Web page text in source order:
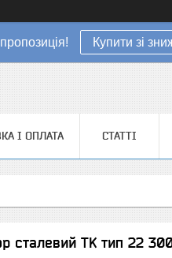
Купити зі
І ОПЛАТА СТАТТІ
сталевий TK тип 22